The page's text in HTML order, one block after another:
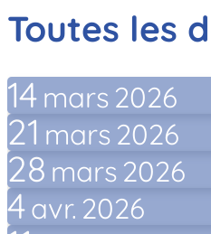
Toutes les
14 mars 2026
21 mars 2026
28 mars 2026
4avr. 2026